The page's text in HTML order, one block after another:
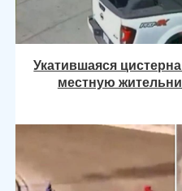
Укатившаяся
местную